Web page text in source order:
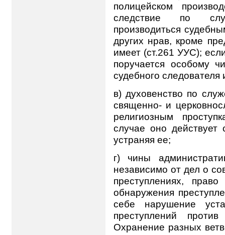
полицейском
следствие по
производиться
других нрав, кроме
имеет (ст.261 УУС);
поручается особому
судебного следователя
в) духовенство по
священно- и
религиозным
случае оно
устраняя ее;
г) чины
независимо от дел о
преступлениях,
обнаружения
себе нарушение
преступлений
Охранение разных